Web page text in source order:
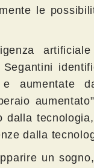
le
Segantini
aumentate
dalla
dalla
un